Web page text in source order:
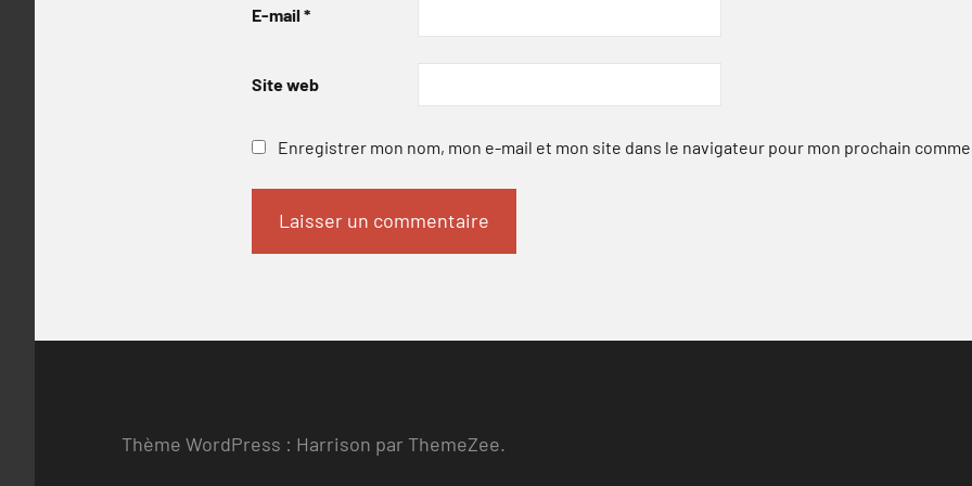
E-mail *
Site web
Enregistrer mon nom, mon e-mail et mon site dans le navigateur pour mon prochain
Thème WordPress : Harrison par ThemeZee.